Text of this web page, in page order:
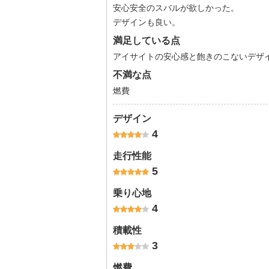
安心安全のスバルが欲しかった。
デザインも良い。
満足している点
アイサイトの安心感と飽きのこないデザ
不満な点
燃費
デザイン
4
走行性能
5
乗り心地
4
積載性
3